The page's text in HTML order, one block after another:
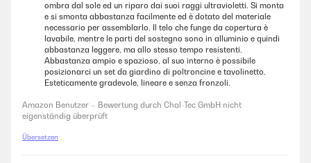
18/08/2022
► Bewertung: Für unsere Terrasse hatten wir nach einer Überdachtung
geschaut und hatten diese dann gefunden, da sie Optisch ganz gut
passt!Wir haben recht viel in Grau/Anthrazit und haben uns daher für
diese hier entschieden.Vor allem aufgrund der Schrägen nach vorne.
konnten wir kein Pavillon nehmen, welches komplett eine gerade
hat.Das Dach hält selbst Regen ganz gut ab!Qualität ist völlig in
sein soll, werden enorm viele Schrauben benötigt, die vorliegen, aber
ombra dal sole ed un riparo dai suoi raggi ultravioletti. Si monta
e si smonta abbastanza facilmente ed è dotato del materiale
necessario per assemblarlo. Il telo che funge da copertura è
lavabile, mentre le parti del sostegno sono in alluminio e quindi
abbastanza leggere, ma allo stesso tempo resistenti.
Abbastanza ampio e spazioso, al suo interno è possibile
posizionarci un set da giardino di poltroncine e tavolinetto.
Esteticamente gradevole, lineare e senza fronzoli.
Amazon Benutzer – Bewertung durch Chal-Tec GmbH nicht
eigenständig überprüft
Übersetzen